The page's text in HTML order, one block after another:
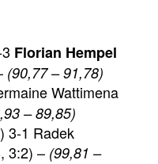
Florian Hempel
(90,77 – 91,78)
Wattimena
– 89,85)
3-1 Radek
3:2) – (99,81 –